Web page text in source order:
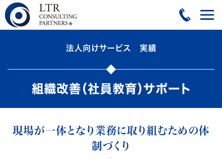
法人向けサービス 実績
組織改善（社員教育）サポート
現場が一体となり業務に取り組むための体
制づくり